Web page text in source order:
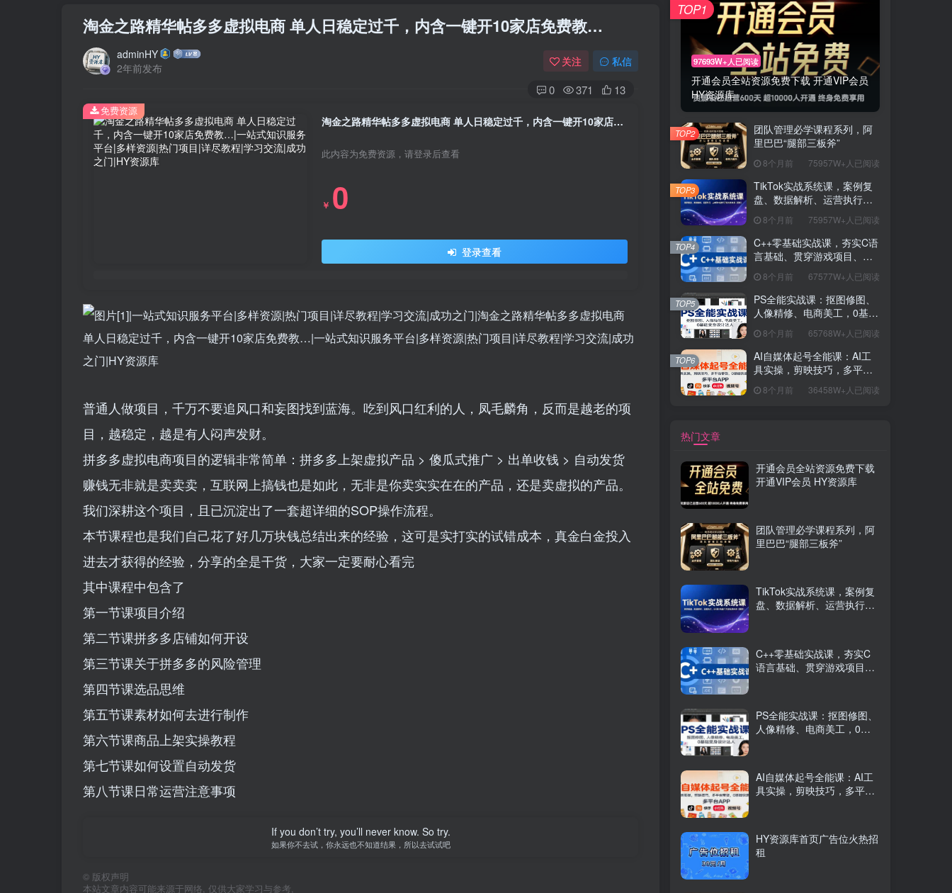
淘金之路精华帖多多虚拟电商 单人日稳定过千，内含一键开10家店免费教…
adminHY
2年前发布
关注 私信
0 371 13
淘金之路精华帖多多虚拟电商 单人日稳定过千，内含一键开10家店免费教…
此内容为免费资源，请登录后查看
￥ 0
登录查看
免费资源
普通人做项目，千万不要追风口和妄图找到蓝海。吃到风口红利的人，凤毛麟角，反而是越老的项
目，越稳定，越是有人闷声发财。
拼多多虚拟电商项目的逻辑非常简单：拼多多上架虚拟产品 > 傻瓜式推广 > 出单收钱 > 自动发货
赚钱无非就是卖卖卖，互联网上搞钱也是如此，无非是你卖实实在在的产品，还是卖虚拟的产品。
我们深耕这个项目，且已沉淀出了一套超详细的SOP操作流程。
本节课程也是我们自己花了好几万块钱总结出来的经验，这可是实打实的试错成本，真金白金投入
进去才获得的经验，分享的全是干货，大家一定要耐心看完
其中课程中包含了
第一节课项目介绍
第二节课拼多多店铺如何开设
第三节课关于拼多多的风险管理
第四节课选品思维
第五节课素材如何去进行制作
第六节课商品上架实操教程
第七节课如何设置自动发货
第八节课日常运营注意事项
If you don’t try, you’ll never know. So try.
如果你不去试，你永远也不知道结果，所以去试试吧
© 版权声明
本站文章内容可能来源于网络, 仅供大家学习与参考,
97693W+人已阅读
开通会员全站资源免费下载 开通VIP会员
HY资源库
TOP1
团队管理必学课程系列，阿
里巴巴“腿部三板斧”
8个月前 75957W+人已阅读
TOP2
TikTok实战系统课，案例复
盘、数据解析、运营执行，
（更新）
8个月前 75957W+人已阅读
TOP3
C++零基础实战课，夯实C语
言基础、贯穿游戏项目、掌
薪15K+岗位
8个月前 67577W+人已阅读
TOP4
PS全能实战课：抠图修图、
人像精修、电商美工，0基础
8个月前 65768W+人已阅读
TOP5
AI自媒体起号全能课：AI工
具实操，剪映技巧，多平台
8个月前 36458W+人已阅读
TOP6
热门文章
开通会员全站资源免费下载
开通VIP会员 HY资源库
团队管理必学课程系列，阿
里巴巴“腿部三板斧”
TikTok实战系统课，案例复
盘、数据解析、运营执行，
C++零基础实战课，夯实C
语言基础、贯穿游戏项目、
PS全能实战课：抠图修图、
人像精修、电商美工，0基
AI自媒体起号全能课：AI工
具实操，剪映技巧，多平台
HY资源库首页广告位火热招
租